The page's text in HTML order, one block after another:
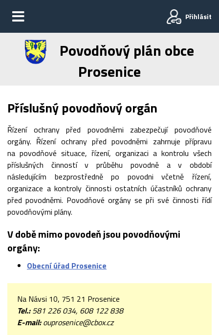
Přihlásit
Povodňový plán obce
Prosenice
Příslušný povodňový orgán
Řízení ochrany před povodněmi zabezpečují povodňové
orgány. Řízení ochrany před povodněmi zahrnuje přípravu
na povodňové situace, řízení, organizaci a kontrolu všech
příslušných činností v průběhu povodně a v období
následujícím bezprostředně po povodni včetně řízení,
organizace a kontroly činnosti ostatních účastníků ochrany
před povodněmi. Povodňové orgány se při své činnosti řídí
povodňovými plány.
V době mimo povodeň jsou povodňovými
orgány:
Obecní úřad Prosenice
Na Návsi 10, 751 21 Prosenice
Tel.:581 226 034, 608 122 838
E-mail:ouprosenice@cbox.cz